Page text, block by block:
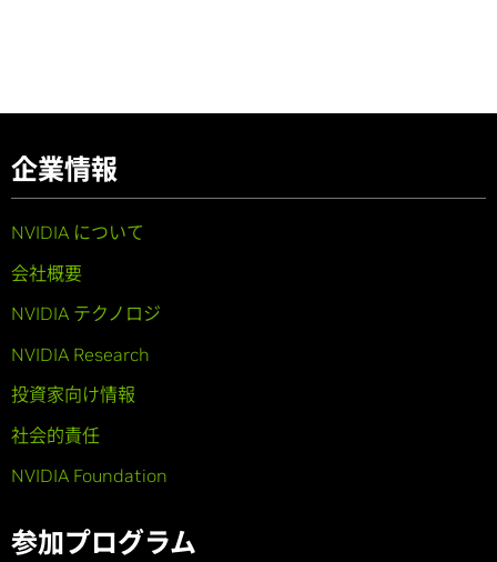
企業情報
NVIDIA について
会社概要
NVIDIA テクノロジ
NVIDIA Research
投資家向け情報
社会的責任
NVIDIA Foundation
参加プログラム